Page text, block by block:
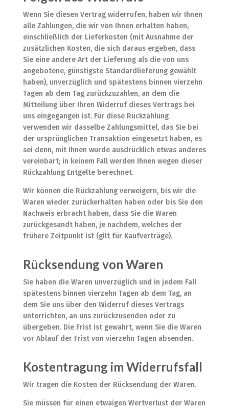
t
a
i
v
e
Wenn Sie diesen Vertrag widerrufen, haben wir Ihnen
alle Zahlungen, die wir von Ihnen erhalten haben,
einschließlich der Lieferkosten (mit Ausnahme der
zusätzlichen Kosten, die sich daraus ergeben, dass
Sie eine andere Art der Lieferung als die von uns
angebotene, günstigste Standardlieferung gewählt
haben), unverzüglich und spätestens binnen vierzehn
Tagen ab dem Tag zurückzuzahlen, an dem die
Mitteilung über Ihren Widerruf dieses Vertrags bei
uns eingegangen ist. Für diese Rückzahlung
verwenden wir dasselbe Zahlungsmittel, das Sie bei
der ursprünglichen Transaktion eingesetzt haben, es
sei denn, mit Ihnen wurde ausdrücklich etwas anderes
vereinbart; in keinem Fall werden Ihnen wegen dieser
Rückzahlung Entgelte berechnet.
Wir können die Rückzahlung verweigern, bis wir die
Waren wieder zurückerhalten haben oder bis Sie den
Nachweis erbracht haben, dass Sie die Waren
zurückgesandt haben, je nachdem, welches der
frühere Zeitpunkt ist (gilt für Kaufverträge).
Rücksendung von Waren
Sie haben die Waren unverzüglich und in jedem Fall
spätestens binnen vierzehn Tagen ab dem Tag, an
dem Sie uns über den Widerruf dieses Vertrags
unterrichten, an uns zurückzusenden oder zu
übergeben. Die Frist ist gewahrt, wenn Sie die Waren
vor Ablauf der Frist von vierzehn Tagen absenden.
Kostentragung im Widerrufsfall
Wir tragen die Kosten der Rücksendung der Waren.
Sie müssen für einen etwaigen Wertverlust der Waren